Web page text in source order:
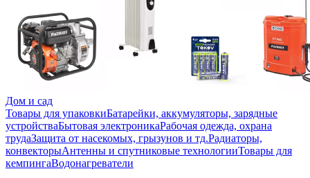
Дом и сад
Товары для упаковкиБатарейки, аккумуляторы, зарядные
устройстваБытовая электроникаРабочая одежда, охрана
трудаЗащита от насекомых, грызунов и тд.Радиаторы,
конвекторыАнтенны и спутниковые технологииТовары для
кемпингаВодонагреватели